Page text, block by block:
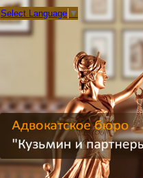
Select Language ▼